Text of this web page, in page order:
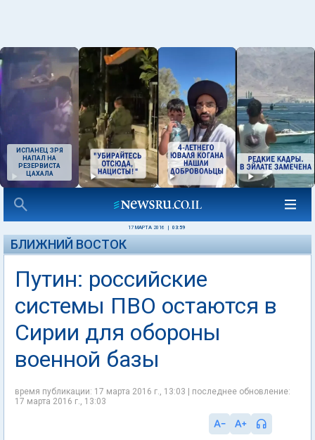
ИСПАНЕЦ ЗРЯ
НАПАЛ НА
РЕЗЕРВИСТА
ЦАХАЛА
17 МАРТА 2016 03:59
БЛИЖНИЙ ВОСТОК
Путин: российские
системы ПВО остаются в
Сирии для обороны
военной базы
время публикации: 17 марта 2016 г., 13:03 | последнее обновление:
17 марта 2016 г., 13:03